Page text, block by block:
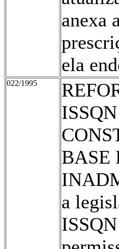
anexa
ela
022/1995
BASE
a